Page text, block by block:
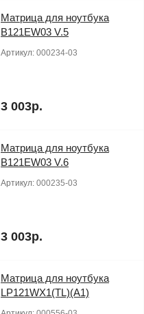
Матрица для ноутбука
B121EW03 V.5
Артикул: 000234-03
3 003р.
Матрица для ноутбука
B121EW03 V.6
Артикул: 000235-03
3 003р.
Матрица для ноутбука
LP121WX1(TL)(A1)